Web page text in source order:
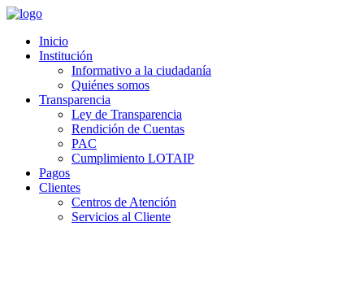
Inicio
Institución
Informativo a la ciudadanía
Quiénes somos
Transparencia
Ley de Transparencia
Rendición de Cuentas
PAC
Cumplimiento LOTAIP
Pagos
Clientes
Centros de Atención
Servicios al Cliente